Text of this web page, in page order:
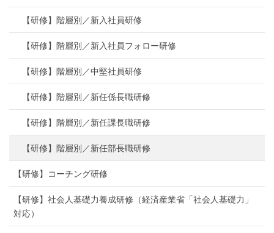
【研修】階層別／新入社員研修
【研修】階層別／新入社員フォロー研修
【研修】階層別／中堅社員研修
【研修】階層別／新任係長職研修
【研修】階層別／新任課長職研修
【研修】階層別／新任部長職研修
【研修】コーチング研修
【研修】社会人基礎力養成研修（経済産業省「社会人基礎力」
対応）